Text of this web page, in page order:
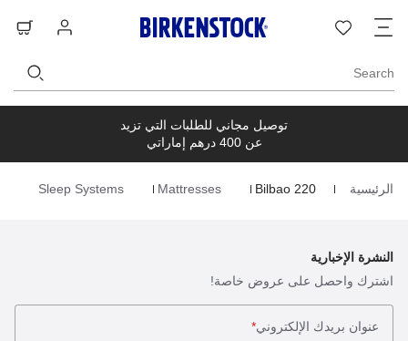
الدخول
Search
توصيل مجاني للطلبات التي تزيد
عن 400 درهم إماراتي
Homepage الرئيسية Sleep Systems Mattresses Bilbao 220
النشرة الإخبارية
اشترك واحصل على عروض خاصة!
عنوان بريدك الإلكتروني*